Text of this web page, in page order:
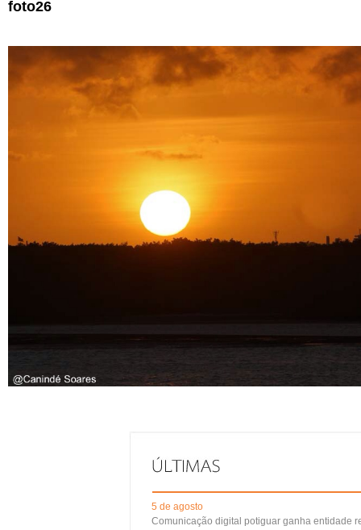
foto26
5 de agosto
Comunicação digital potiguar ganha entidade